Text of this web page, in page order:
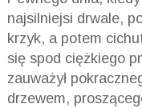
najsilniejsi drwale,
krzyk, a potem
się spod ciężkiego
zauważył
drzewem,